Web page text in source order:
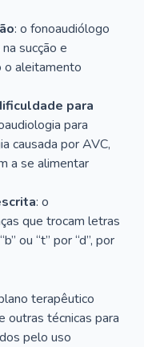
: o fonoaudiólogo
sucção e
o aleitamento
para
para
causada por AVC,
a se alimentar
: o
que trocam letras
ou “t” por “d”, por
terapêutico
outras técnicas para
pelo uso